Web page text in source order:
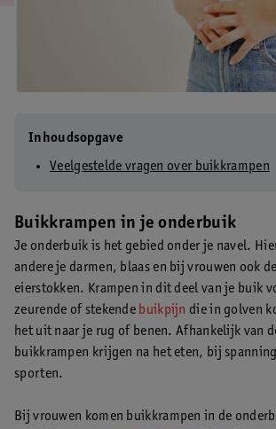
Inhoudsopgave
Veelgestelde vragen over buikkrampen
Buikkrampen in je onderbuik
Je onderbuik is het gebied onder je navel.
andere je darmen, blaas en bij vrouwen ook
eierstokken. Krampen in dit deel van je buik
zeurende of stekende buikpijn die in golven
het uit naar je rug of benen. Afhankelijk van
buikkrampen krijgen na het eten, bij
sporten.
Bij vrouwen komen buikkrampen in de